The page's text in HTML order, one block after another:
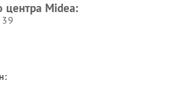
Midea
центра Midea:
39